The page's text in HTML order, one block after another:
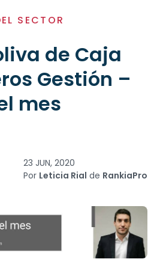
SECTOR
de Caja
Gestión –
mes
23 JUN, 2020
Por Leticia Rial de RankiaPro